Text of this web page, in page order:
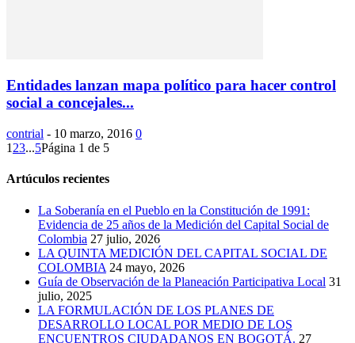
Entidades lanzan mapa político para hacer control
social a concejales...
contrial - 10 marzo, 2016 0
1 23...5Página 1 de 5
Artúculos recientes
La Soberanía en el Pueblo en la Constitución de 1991:
Evidencia de 25 años de la Medición del Capital Social de
Colombia 27 julio, 2026
LA QUINTA MEDICIÓN DEL CAPITAL SOCIAL DE
COLOMBIA 24 mayo, 2026
Guía de Observación de la Planeación Participativa Local 31
julio, 2025
LA FORMULACIÓN DE LOS PLANES DE
DESARROLLO LOCAL POR MEDIO DE LOS
ENCUENTROS CIUDADANOS EN BOGOTÁ. 27